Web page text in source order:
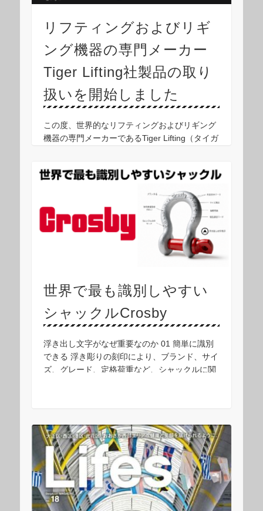
リフティングおよびリギ
ング機器の専門メーカー
Tiger Lifting社製品の取り
扱いを開始しました
この度、世界的なリフティングおよびリギング
機器の専門メーカーであるTiger Lifting（タイガ
ち、過酷な環境（オフショア、鉱山、造 …
世界で最も識別しやすい
シャックルCrosby
浮き出し文字がなぜ重要なのか 01 簡単に識別
できる 浮き彫りの刻印により、ブランド、サイ
ズ、グレード、定格荷重など、シャックルに関